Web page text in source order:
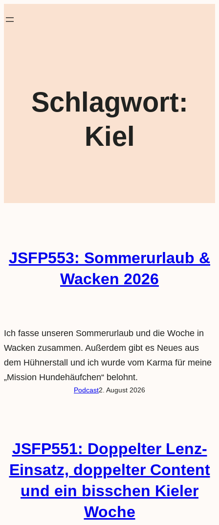
Schlagwort:
Kiel
JSFP553: Sommerurlaub &
Wacken 2026
Ich fasse unseren Sommerurlaub und die Woche in
Wacken zusammen. Außerdem gibt es Neues aus
dem Hühnerstall und ich wurde vom Karma für meine
„Mission Hundehäufchen“ belohnt.
Podcast2. August 2026
JSFP551: Doppelter Lenz-
Einsatz, doppelter Content
und ein bisschen Kieler
Woche